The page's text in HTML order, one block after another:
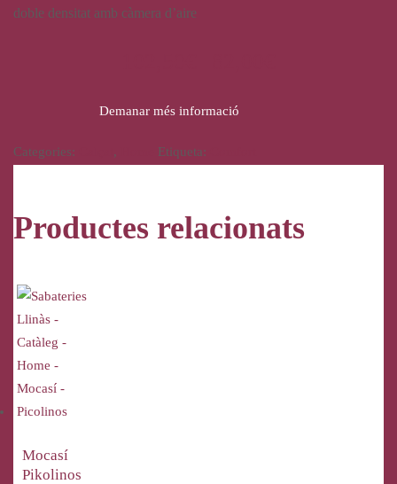
doble densitat amb càmera d’aire
Demanar més informació
Categories: , Etiqueta:
Productes relacionats
Mocasí
Pikolinos